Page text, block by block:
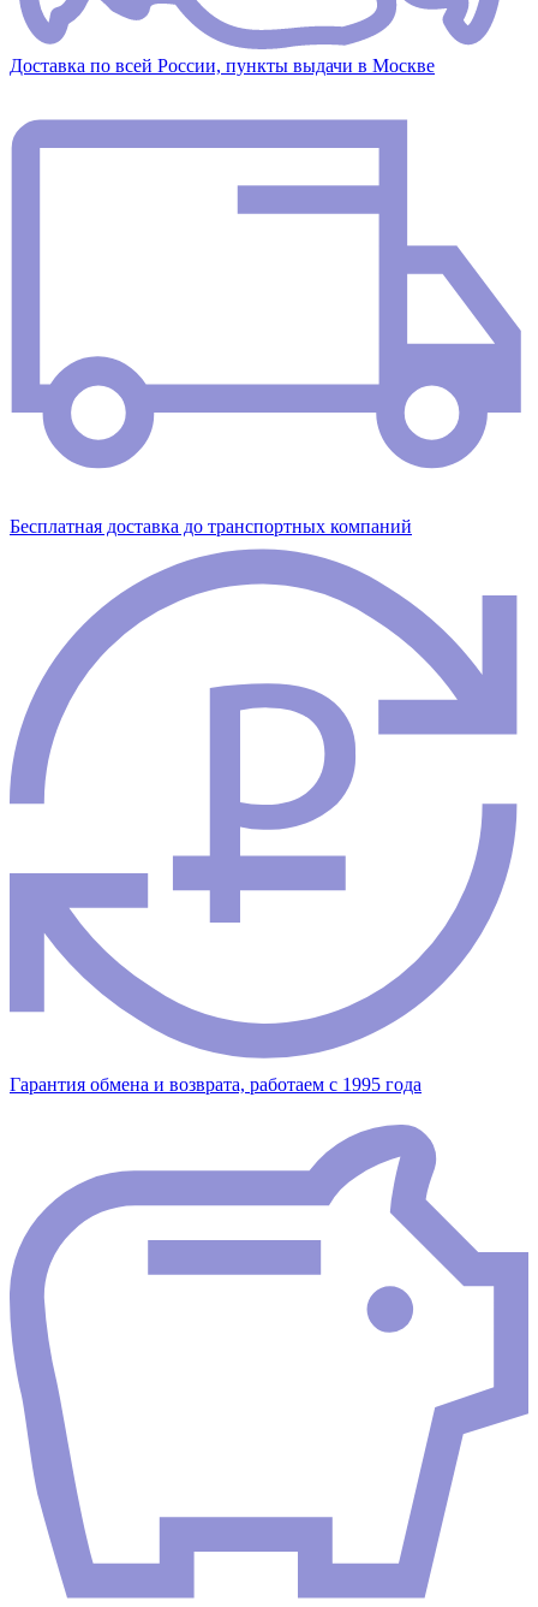
Доставка по всей России, пункты выдачи в Москве
Бесплатная доставка до транспортных компаний
Гарантия обмена и возврата, работаем с 1995 года